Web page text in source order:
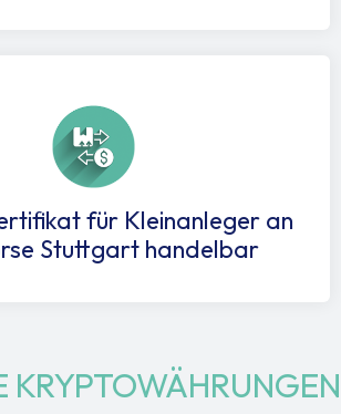
für Kleinanleger an
Stuttgart handelbar
KRYPTOWÄHRUNGEN